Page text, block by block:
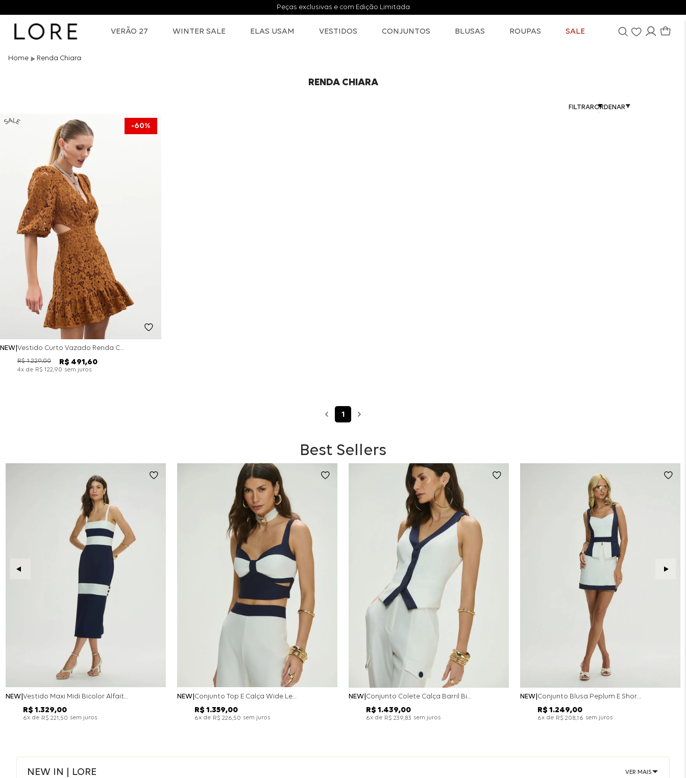
Peças exclusivas e com Edição Limitada
VERÃO 27 WINTER SALE ELAS USAM VESTIDOS CONJUNTOS BLUSAS ROUPAS SALE
Renda Chiara
RENDA CHIARA
FILTRAR
60%
NEW Vestido Curto Vazado Renda Cotton - Camel
R$ 1.229,00 R$ 491 ,60
4x de R$ 122,90 sem juros
1
Best Sellers
NEW Vestido Maxi Midi Bicolor Alfaitaria Navy - Marinho
R$ 1 .329,00
6x de R$ 221 ,50 sem juros
NEW Conjunto Top E Calça Wide Leg Bicolor Alfaitaria - Off White
R$ 1 .359,00
6x de R$ 226,50 sem juros
NEW Conjunto Colete Calça Barril Bicolor Alfaiataria - Off White
R$ 1 .439,00
6x de R$ 239,83 sem juros
NEW Conjunto Blusa Peplum E Short Saia Bicolor - Off White
R$ 1 .249,00
6x de R$ 208,16 sem juros
NEW IN | LORE VER MAIS